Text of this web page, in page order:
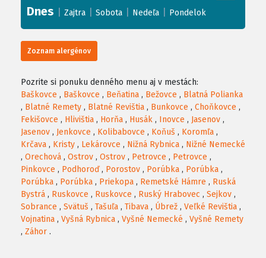
−
Dnes Zajtra Sobota Nedeľa Pondelok
Zoznam alergénov
Pozrite si ponuku denného menu aj v mestách:
Baškovce , Baškovce , Beňatina , Bežovce , Blatná Polianka
, Blatné Remety , Blatné Revištia , Bunkovce , Choňkovce ,
Fekišovce , Hlivištia , Horňa , Husák , Inovce , Jasenov ,
Jasenov , Jenkovce , Kolibabovce , Koňuš , Koromľa ,
Krčava , Kristy , Lekárovce , Nižná Rybnica , Nižné Nemecké
, Orechová , Ostrov , Ostrov , Petrovce , Petrovce ,
Pinkovce , Podhoroď, Porostov , Porúbka , Porúbka ,
Porúbka , Porúbka , Priekopa , Remetské Hámre , Ruská
Bystrá , Ruskovce , Ruskovce , Ruský Hrabovec , Sejkov ,
Sobrance , Svätuš , Tašuľa , Tibava , Úbrež , Veľké Revištia ,
Vojnatina , Vyšná Rybnica , Vyšné Nemecké , Vyšné Remety
, Záhor .